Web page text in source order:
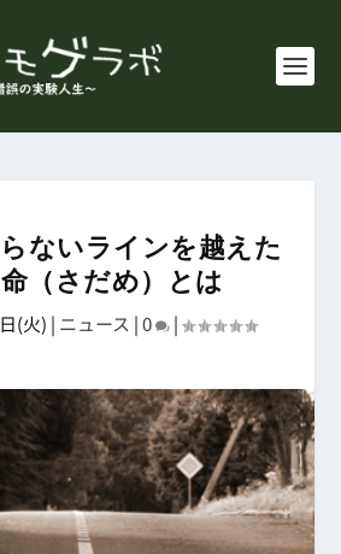
ないラインを越えた
（さだめ）とは
(火) | ニュース |0 |